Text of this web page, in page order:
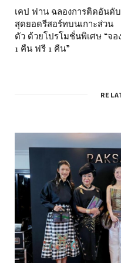
เคป ฟาน ฉลองการติดอันดับ
สุดยอดรีสอร์ทบนเกาะส่วน
ตัว ด้วยโปรโมชั่นพิเศษ “จอ
1 คืน ฟรี 1 คืน”